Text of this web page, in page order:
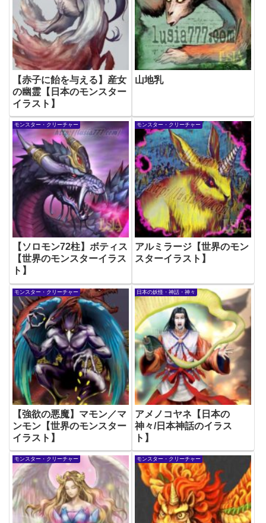
【赤子に飴を与える】産女
の幽霊【日本のモンスター
イラスト】
山地乳
モンスター・クリーチャー
【ソロモン72柱】ボティス
【世界のモンスターイラス
ト】
モンスター・クリーチャー
アルミラージ【世界のモン
スターイラスト】
モンスター・クリーチャー
【強欲の悪魔】マモン／マ
ンモン【世界のモンスター
イラスト】
日本の妖怪・神話・神々
アメノコヤネ【日本の
神々/日本神話のイラス
ト】
モンスター・クリーチャー モンスター・クリーチャー